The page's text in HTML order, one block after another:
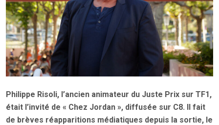
Philippe Risoli, l’ancien animateur du Juste Prix sur TF1,
était l’invité de « Chez Jordan », diffusée sur C8. Il fait
de brèves réapparitions médiatiques depuis la sortie, le